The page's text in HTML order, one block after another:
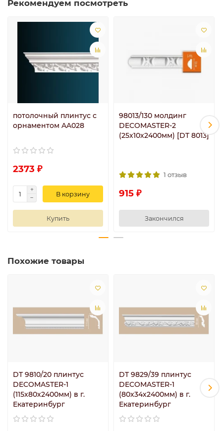
Рекомендуем посмотреть
потолочный плинтус с
орнаментом AA028
2373 ₽
В корзину
Купить
98013/130 молдинг
DECOMASTER-2
(25х10х2400мм) [DT 8013]
1 отзыв
915 ₽
Закончился
Похожие товары
DT 9810/20 плинтус
DECOMASTER-1
(115х80х2400мм) в г.
Екатеринбург
DT 9829/39 плинтус
DECOMASTER-1
(80х34х2400мм) в г.
Екатеринбург